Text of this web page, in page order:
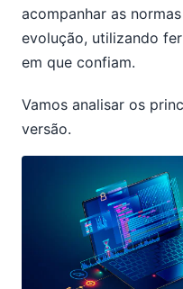
acompanhar as
evolução, utilizando
em que confiam.
Vamos analisar os
versão.